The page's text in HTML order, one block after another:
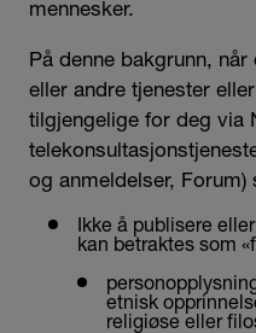
mennesker.
På denne bakgrunn,
eller andre tjenester
tilgjengelige for deg via
og anmeldelser,
Ikke å publisere
kan betraktes som
etnisk
religiøse eller